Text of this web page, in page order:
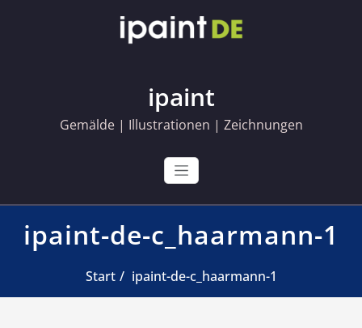
ipaint
Gemälde | Illustrationen | Zeichnungen
ipaint-de-c_haarmann-1
Start ipaint-de-c_haarmann-1